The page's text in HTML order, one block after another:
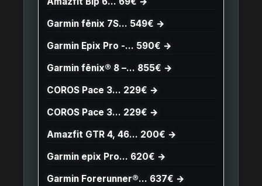
Garmin fēnix 7S… 549€ →
Garmin Epix Pro -… 590€ →
Garmin fēnix® 8 –… 855€ →
COROS Pace 3… 229€ →
COROS Pace 3… 229€ →
Amazfit GTR 4, 46… 200€ →
Garmin epix Pro… 620€ →
Garmin Forerunner®… 637€ →